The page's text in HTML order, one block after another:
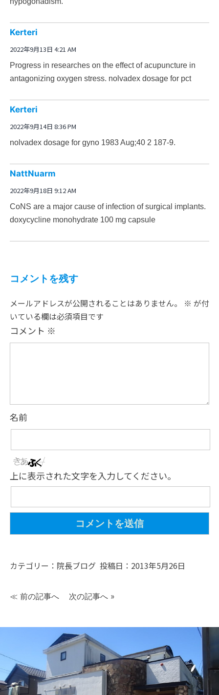
Kerteri
2022年9月13日 4:21 AM
Progress in researches on the effect of acupuncture in
antagonizing oxygen stress. nolvadex dosage for pct
Kerteri
2022年9月14日 8:36 PM
nolvadex dosage for gyno 1983 Aug;40 2 187-9.
NattNuarm
2022年9月18日 9:12 AM
CoNS are a major cause of infection of surgical implants.
doxycycline monohydrate 100 mg capsule
コメントを残す
メールアドレスが公開されることはありません。 ※ が付
いている欄は必須項目です
コメント ※
名前
上に表示された文字を入力してください。
カテゴリー： 院長ブログ 投稿日：2013年5月26日
≪ 前の記事へ 次の記事へ »